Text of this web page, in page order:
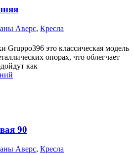
Аверс, Кресла
Gruppo396 это классическая модель
опорах, что облегчает
как
90
Аверс, Кресла